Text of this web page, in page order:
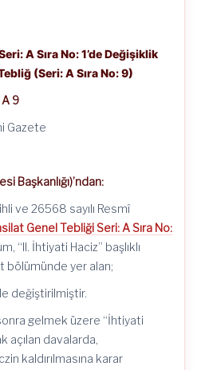
A Sıra No: 1’de Değişiklik
(Seri: A Sıra No: 9)
9
Gazete
Başkanlığı)’ndan:
ve 26568 sayılı Resmî
Genel Tebliği Seri: A Sıra No:
“II. İhtiyati Haciz” başlıklı
bölümünde yer alan;
değiştirilmiştir.
gelmek üzere “İhtiyati
açılan davalarda,
kaldırılmasına karar